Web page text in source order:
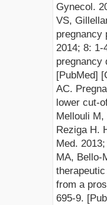
Gynecol.
VS,
pregnancy
2014; 8: 1-
pregnancy
[PubMed]
AC.
lower cut-
Mellouli M,
Reziga H.
Med.
MA, Bello-
from a
695-9.